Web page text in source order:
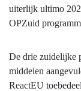
uiterlijk ultimo
OPZuid
De drie zuidelijke
middelen
ReactEU